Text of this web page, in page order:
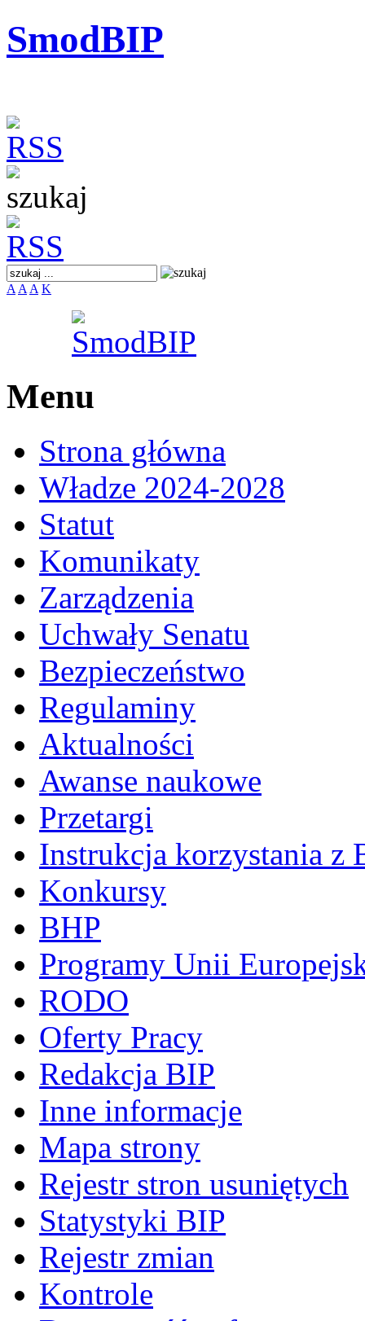
SmodBIP
A A A K
Menu
Strona główna
Władze 2024-2028
Statut
Komunikaty
Zarządzenia
Uchwały Senatu
Bezpieczeństwo
Regulaminy
Aktualności
Awanse naukowe
Przetargi
Instrukcja korzystania z
Konkursy
BHP
Programy Unii
RODO
Oferty Pracy
Redakcja BIP
Inne informacje
Mapa strony
Rejestr stron usuniętych
Statystyki BIP
Rejestr zmian
Kontrole